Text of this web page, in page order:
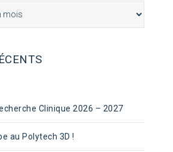
Clinique 2026 – 2027
au Polytech 3D !